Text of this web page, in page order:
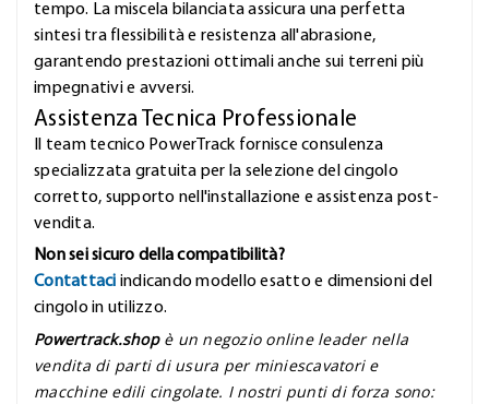
tempo. La miscela bilanciata assicura una perfetta
sintesi tra flessibilità e resistenza all'abrasione,
garantendo prestazioni ottimali anche sui terreni più
impegnativi e avversi.
Assistenza Tecnica Professionale
Il team tecnico PowerTrack fornisce consulenza
specializzata gratuita per la selezione del cingolo
corretto, supporto nell'installazione e assistenza post-
vendita.
Non sei sicuro della compatibilità?
Contattaci indicando modello esatto e dimensioni del
cingolo in utilizzo.
Powertrack.shop è un negozio online leader nella
vendita di parti di usura per miniescavatori e
macchine edili cingolate. I nostri punti di forza sono: